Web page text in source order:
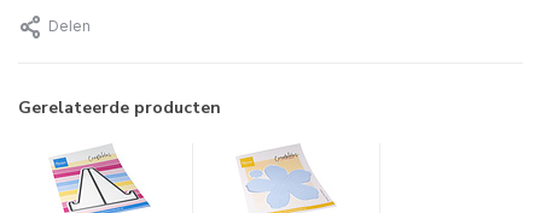
Delen
Gerelateerde producten